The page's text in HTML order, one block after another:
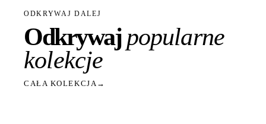
ODKRYWAJ DALEJ
Odkrywajpopularne
kolekcje
CAŁA KOLEKCJA →